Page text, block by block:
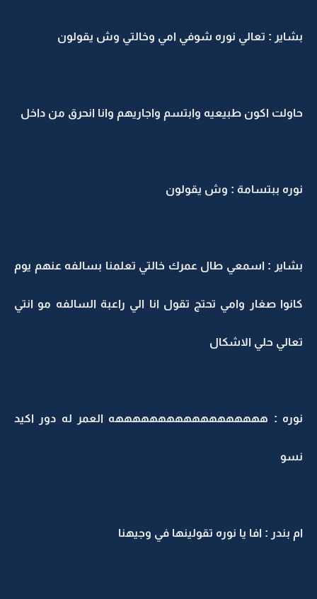
بشاير : تعالي نوره شوفي امي وخالتي وش يقولون
حاولت اكون طبيعيه وابتسم واجاريهم وانا انحرق من داخل
نوره ببتسامة : وش يقولون
بشاير : اسمعي طال عمرك خالتي تعلمنا بسالفه عنهم يوم
كانوا صغار وامي تحتج تقول انا الي راعبة السالفه مو انتي
تعالي حلي الاشكال
نوره : ههههههههههههههههههه العمر له دور اكيد
نسو
ام بندر : افا يا نوره تقولينها في وجيهنا